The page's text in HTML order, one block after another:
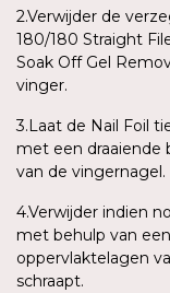
2.Verwijder de
180/180 Straight
Soak Off Gel
vinger.
3.Laat de Nail Foil
met een draaiende
van de vingernagel.
4.Verwijder indien
met behulp van
oppervlaktelagen
schraapt.